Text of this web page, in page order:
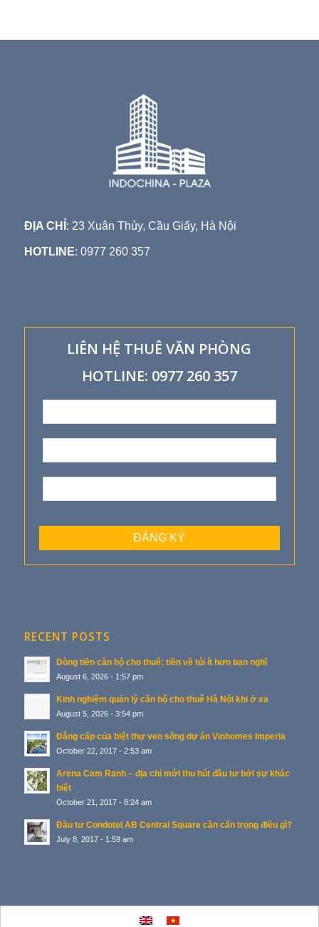
ĐỊA CHỈ : 23 Xuân Thủy, Cầu Giấy, Hà Nội
HOTLINE: 0977 260 357
LIÊN HỆ THUÊ VĂN PHÒNG
HOTLINE: 0977 260 357
RECENT POSTS
Dòng tiền căn hộ cho thuê: tiền về túi ít hơn bạn nghĩ
August 6, 2026 - 1:57 pm
Kinh nghiệm quản lý căn hộ cho thuê Hà Nội khi ở xa
August 5, 2026 - 3:54 pm
Đẳng cấp của biệt thự ven sông dự án Vinhomes Imperia
October 22, 2017 - 2:53 am
Arena Cam Ranh – địa chỉ mới thu hút đầu tư bởi sự khác
biệt
October 21, 2017 - 8:24 am
Đầu tư Condotel AB Central Square cần cẩn trọng điều gì?
July 8, 2017 - 1:59 am